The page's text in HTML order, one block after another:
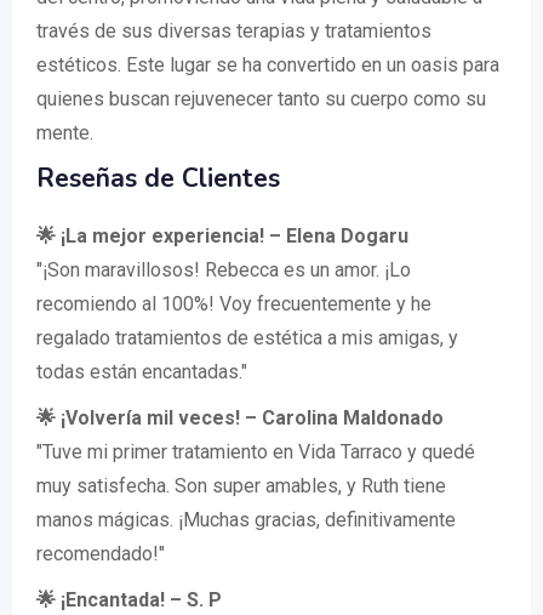
través de sus diversas terapias y tratamientos
estéticos. Este lugar se ha convertido en un oasis para
quienes buscan rejuvenecer tanto su cuerpo como su
mente.
Reseñas de Clientes
🌟 ¡La mejor experiencia! – Elena Dogaru
"¡Son maravillosos! Rebecca es un amor. ¡Lo
recomiendo al 100%! Voy frecuentemente y he
regalado tratamientos de estética a mis amigas, y
todas están encantadas."
🌟 ¡Volvería mil veces! – Carolina Maldonado
"Tuve mi primer tratamiento en Vida Tarraco y quedé
muy satisfecha. Son super amables, y Ruth tiene
manos mágicas. ¡Muchas gracias, definitivamente
recomendado!"
🌟 ¡Encantada! – S. P